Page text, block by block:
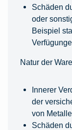
Schäden
oder
Beispiel
Natur der
Innerer
der
von
Schäden